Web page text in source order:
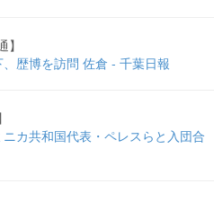
歴博を訪問 佐倉 - 千葉日報
カ共和国代表・ペレスらと入団合